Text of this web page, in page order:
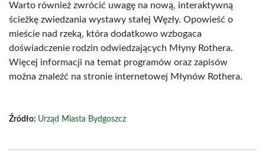
Warto również zwrócić uwagę na nową, interaktywną
ścieżkę zwiedzania wystawy stałej Węzły. Opowieść o
mieście nad rzeką, która dodatkowo wzbogaca
doświadczenie rodzin odwiedzających Młyny Rothera.
Więcej informacji na temat programów oraz zapisów
można znaleźć na stronie internetowej Młynów Rothera.
Źródło: Urząd Miasta Bydgoszcz